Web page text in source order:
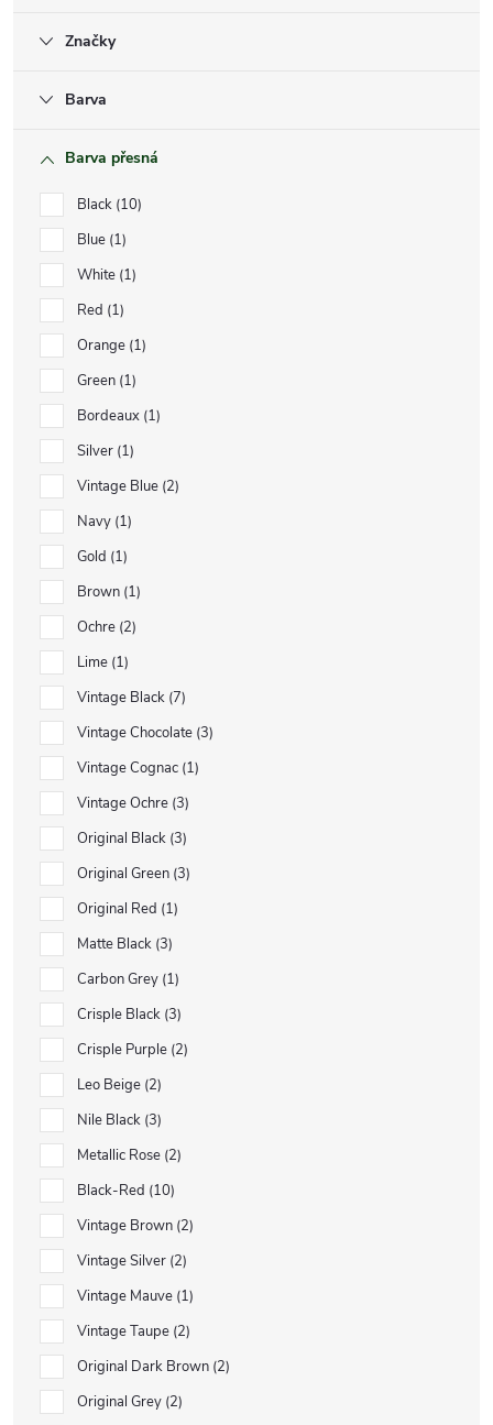
Značky
Barva
Barva přesná
Black 10
Blue 1
White 1
Red 1
Orange 1
Green 1
Bordeaux 1
Silver 1
Vintage Blue 2
Navy 1
Gold 1
Brown 1
Ochre 2
Lime 1
Vintage Black 7
Vintage Chocolate 3
Vintage Cognac 1
Vintage Ochre 3
Original Black 3
Original Green 3
Original Red 1
Matte Black 3
Carbon Grey 1
Crisple Black 3
Crisple Purple 2
Leo Beige 2
Nile Black 3
Metallic Rose 2
Black-Red 10
Vintage Brown 2
Vintage Silver 2
Vintage Mauve 1
Vintage Taupe 2
Original Dark Brown 2
Original Grey 2